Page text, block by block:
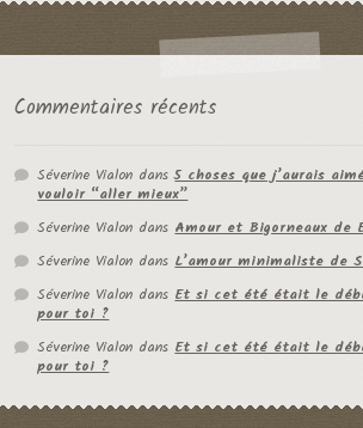
Commentaires récents
Séverine Vialon dans5 choses que j’aurais
vouloir “aller mieux”
Séverine Vialon dansAmour et Bigorneaux de
Séverine Vialon dansL’amour minimaliste de
Séverine Vialon dansEt si cet été était le
pour toi ?
Séverine Vialon dansEt si cet été était le
pour toi ?